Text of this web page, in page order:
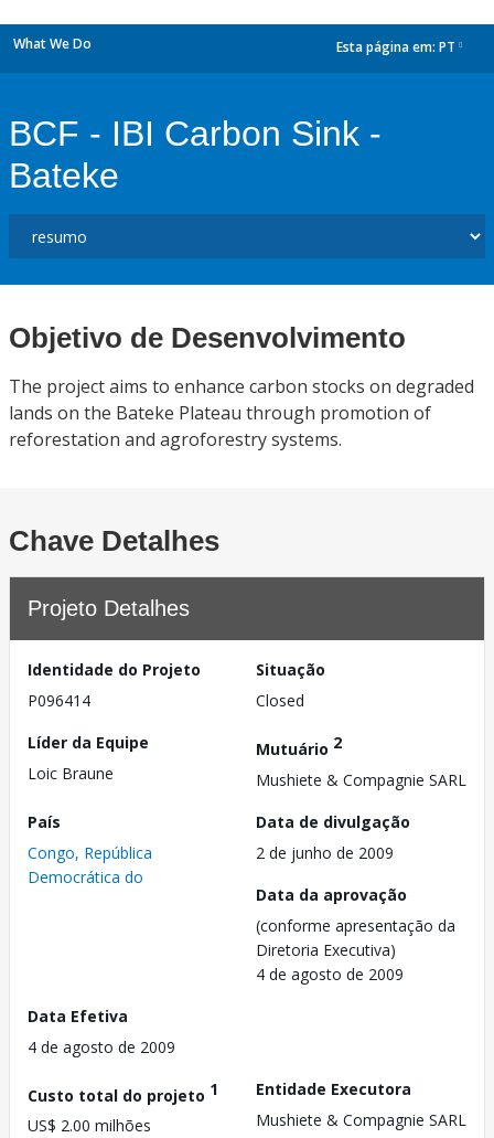
What We Do Esta página em: PT
BCF - IBI Carbon Sink -
Bateke
Objetivo de Desenvolvimento
The project aims to enhance carbon stocks on degraded
lands on the Bateke Plateau through promotion of
reforestation and agroforestry systems.
Chave Detalhes
Projeto Detalhes
Identidade do Projeto
P096414
Situação
Closed
Líder da Equipe
Loic Braune
Mutuário 2
Mushiete & Compagnie SARL
País
Congo, República
Democrática do
Data de divulgação
2 de junho de 2009
Data da aprovação
(conforme apresentação da
Diretoria Executiva)
4 de agosto de 2009
Data Efetiva
4 de agosto de 2009
Custo total do projeto 1
US$ 2.00 milhões
Entidade Executora
Mushiete & Compagnie SARL